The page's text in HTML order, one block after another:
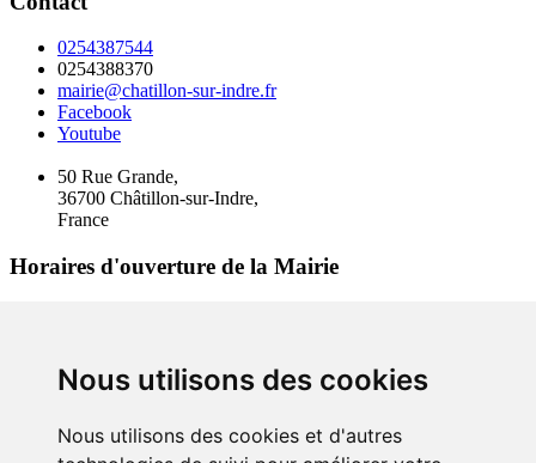
Nous utilisons des cookies
Nous utilisons des cookies et d'autres
0254387544
0254388370
mairie@chatillon-sur-indre.fr
Facebook
Youtube
50 Rue Grande,
36700 Châtillon-sur-Indre,
France
Horaires d'ouverture de la Mairie
Mercredi
09h00-12h00
14h00 - 16h45
09h00-12h00 14h00 - 16h45
Samedi
Fermé